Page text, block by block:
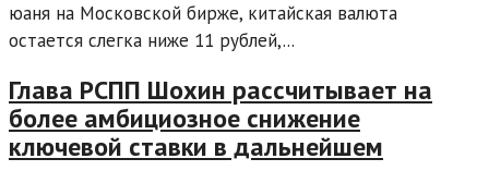
юаня на Московской бирже, китайская валюта
остается слегка ниже 11 рублей,...
Глава РСПП Шохин рассчитывает на
более амбициозное снижение
ключевой ставки в дальнейшем